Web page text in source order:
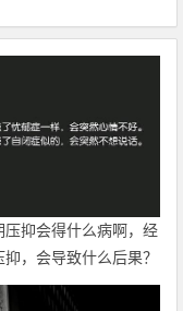
压抑会得什么病啊，经
抑，会导致什么后果？